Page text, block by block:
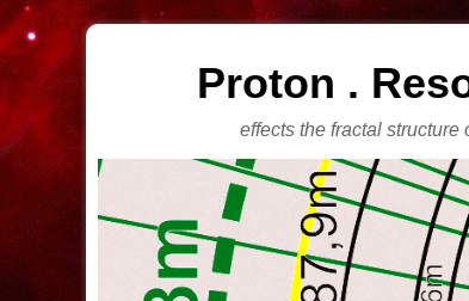
Proton .
effects the fractal